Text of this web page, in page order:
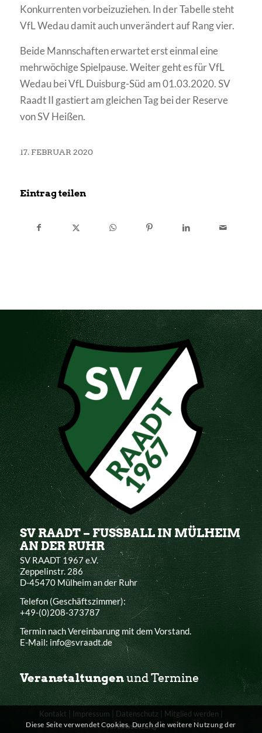
Konkurrenten vorbeizuziehen. In der Tabelle steht
VfL Wedau damit auch unverändert auf Rang vier.
Beide Mannschaften erwartet erst einmal eine
mehrwöchige Spielpause. Weiter geht es für VfL
Wedau bei VfL Duisburg-Süd am 01.03.2020. SV
Raadt II gastiert am gleichen Tag bei der Reserve
von SV Heißen.
17. FEBRUAR 2020
Eintrag teilen
SV RAADT – FUSSBALL IN MÜLHEIM
AN DER RUHR
SV RAADT 1967 e.V.
Zeppelinstr. 286
D-45470 Mülheim an der Ruhr
Telefon (Geschäftszimmer):
+49-(0)208-373787
Termin nach Vereinbarung mit dem Vorstand.
E-Mail: info@svraadt.de
Veranstaltungenund Termine
Kontakt Impressum Datenschutz Mitglied werden
Vereinssatzung
Diese Seite verwendet Cookies. Durch die weitere Nutzung der